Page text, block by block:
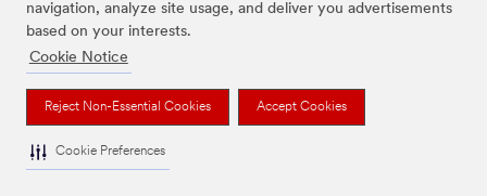
navigation, analyze site usage, and deliver you advertisements
based on your interests.
Cookie Notice
Reject Non-Essential Cookies Accept Cookies
Cookie Preferences